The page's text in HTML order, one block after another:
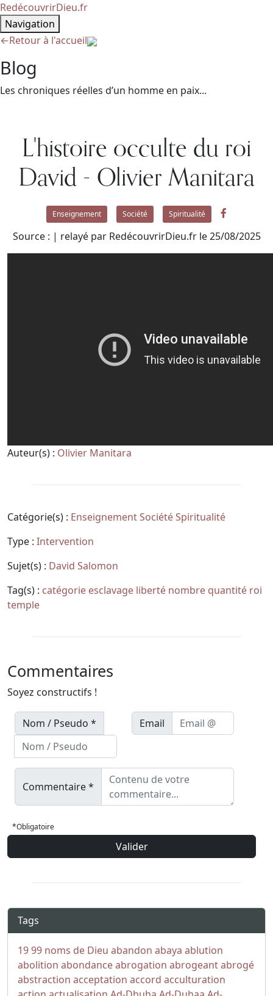
RedécouvrirDieu.fr
Navigation
←Retour à l'accueil
Blog
Les chroniques réelles d’un homme en paix...
L'histoire occulte du roi
David - Olivier Manitara
Enseignement Société Spiritualité
Source : | relayé par RedécouvrirDieu.fr le 25/08/2025
Auteur(s) : Olivier Manitara
Catégorie(s) : EnseignementSociétéSpiritualité
Type : Intervention
Sujet(s) : David Salomon
Tag(s) : catégorie esclavage liberté nombre quantité roi
temple
Commentaires
Soyez constructifs !
Nom / Pseudo * Email
Commentaire *
*Obligatoire
Valider
Tags
1999 noms de Dieu abandon abaya ablution
abolition abondanceabrogation abrogeantabrogé
abstraction acceptation accord acculturation